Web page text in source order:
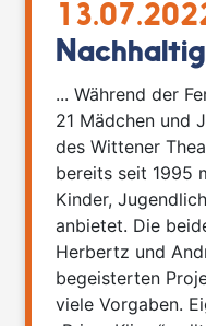
... Während der
21 Mädchen und
des Wittener
bereits seit 1995
Kinder,
anbietet. Die
Herbertz und
begeisterten
viele Vorgaben.